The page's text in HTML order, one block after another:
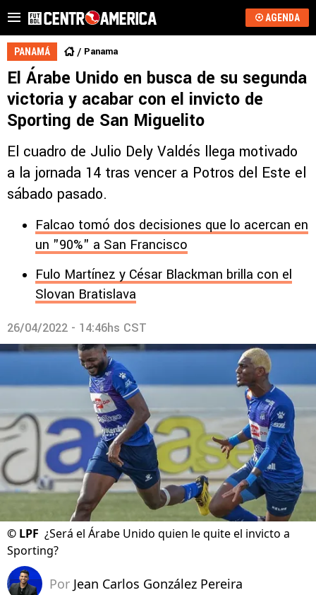
AGENDA
PANAMÁ Panama
El Árabe Unido en busca de su segunda
victoria y acabar con el invicto de
Sporting de San Miguelito
El cuadro de Julio Dely Valdés llega motivado
a la jornada 14 tras vencer a Potros del Este el
sábado pasado.
Falcao tomó dos decisiones que lo acercan en
un "90%" a San Francisco
Fulo Martínez y César Blackman brilla con el
Slovan Bratislava
26/04/2022 - 14:46hs CST
© LPF ¿Será el Árabe Unido quien le quite el invicto a
Sporting?
Por Jean Carlos González Pereira